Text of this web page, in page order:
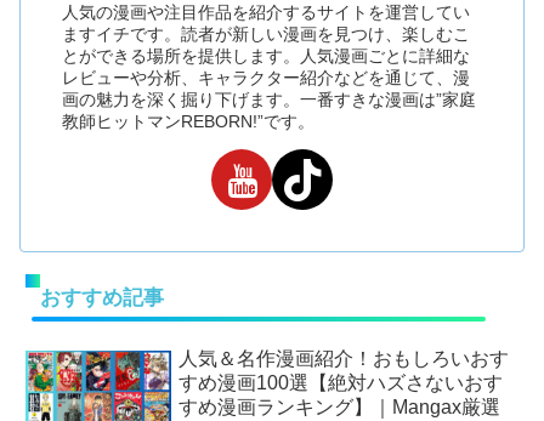
人気の漫画や注目作品を紹介するサイトを運営してい
ますイチです。読者が新しい漫画を見つけ、楽しむこ
とができる場所を提供します。人気漫画ごとに詳細な
レビューや分析、キャラクター紹介などを通じて、漫
画の魅力を深く掘り下げます。一番すきな漫画は”家庭
教師ヒットマンREBORN!”です。
おすすめ記事
人気＆名作漫画紹介！おもしろいおす
すめ漫画100選【絶対ハズさないおす
すめ漫画ランキング】｜Mangax厳選